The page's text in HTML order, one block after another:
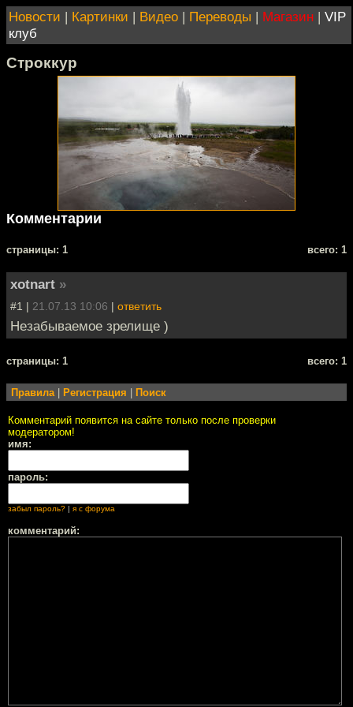
Новости | Картинки | Видео | Переводы | Магазин | VIP
клуб
Строккур
Комментарии
cтраницы: 1 всего: 1
xotnart »
#1 | 21.07.13 10:06 | ответить
Незабываемое зрелище )
cтраницы: 1 всего: 1
Правила Регистрация Поиск
Комментарий появится на сайте только после проверки
модератором!
имя:
пароль:
забыл пароль? | я с форума
комментарий: